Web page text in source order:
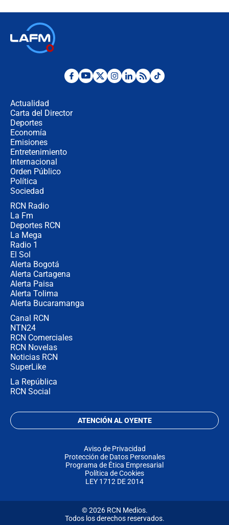
Posesión de Abelardo De La Espriella
Actualidad
Carta del Director
Deportes
Economía
Emisiones
Entretenimiento
Internacional
Orden Público
Política
Sociedad
RCN Radio
La Fm
Deportes RCN
La Mega
Radio 1
El Sol
Alerta Bogotá
Alerta Cartagena
Alerta Paisa
Alerta Tolima
Alerta Bucaramanga
Canal RCN
NTN24
RCN Comerciales
RCN Novelas
Noticias RCN
SuperLike
La República
RCN Social
ATENCIÓN AL OYENTE
Aviso de Privacidad
Protección de Datos Personales
Programa de Ética Empresarial
Política de Cookies
LEY 1712 DE 2014
© 2026 RCN Medios.
Todos los derechos reservados.